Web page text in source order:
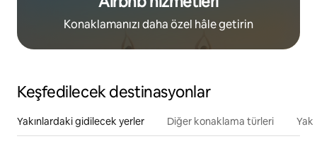
Konaklamanızı daha özel hâle getirin
Keşfedilecek destinasyonlar
Yakınlardaki gidilecek yerler Diğer konaklama türleri